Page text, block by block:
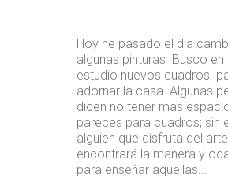
Hoy he pasado el dia
algunas pinturas .Busco en
estudio nuevos cuadros
adornar la casa. Algunas
dicen no tener mas
pareces para cuadros; sin
alguien que disfruta del
encontrará la manera y
para enseñar aquellas...